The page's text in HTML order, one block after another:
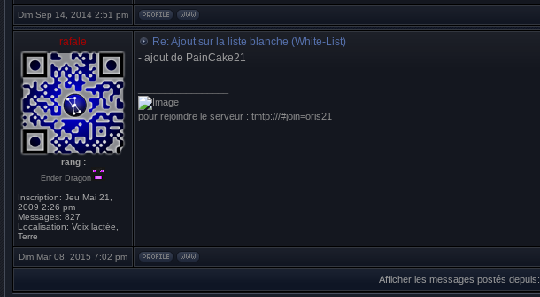
Dim Sep 14, 2014 2:51 pm
rafale
rang :
Ender Dragon
Inscription: Jeu Mai 21,
2009 2:26 pm
Messages: 827
Localisation: Voix lactée,
Terre
Re: Ajout sur la liste blanche (White-List)
- ajout de PainCake21
pour rejoindre le serveur : tmtp:///#join=oris21
Dim Mar 08, 2015 7:02 pm
Afficher les messages postés depuis: